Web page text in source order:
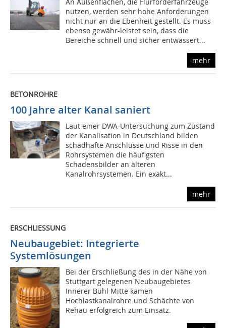
An Außenflächen, die Flurförderfahrzeuge
nutzen, werden sehr hohe Anforderungen
nicht nur an die Ebenheit gestellt. Es muss
ebenso gewähr-leistet sein, dass die
Bereiche schnell und sicher entwässert...
mehr
BETONROHRE
100 Jahre alter Kanal saniert
Laut einer DWA-Untersuchung zum Zustand
der Kanalisation in Deutschland bilden
schadhafte Anschlüsse und Risse in den
Rohrsystemen die häufigsten
Schadensbilder an älteren
Kanalrohrsystemen. Ein exakt...
mehr
ERSCHLIESSUNG
Neubaugebiet: Integrierte
Systemlösungen
Bei der Erschließung des in der Nähe von
Stuttgart gelegenen Neubaugebietes
Innerer Bühl Mitte kamen
Hochlastkanalrohre und Schächte von
Rehau erfolgreich zum Einsatz.